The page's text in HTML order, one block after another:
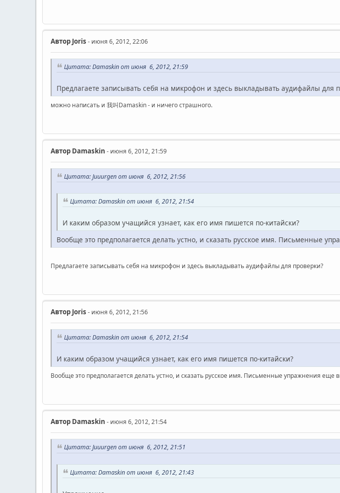
Автор Joris - июня 6, 2012, 22:06
Цитата: Damaskin от июня 6, 2012, 21:59
Предлагаете записывать себя на микрофон и здесь выкладывать аудифайлы для
можно написать и 我叫Damaskin - и ничего страшного.
Автор Damaskin - июня 6, 2012, 21:59
Цитата: Juuurgen от июня 6, 2012, 21:56
Цитата: Damaskin от июня 6, 2012, 21:54
И каким образом учащийся узнает, как его имя пишется по-китайски?
Вообще это предполагается делать устно, и сказать русское имя. Письменные
Предлагаете записывать себя на микрофон и здесь выкладывать аудифайлы для проверки?
Автор Joris - июня 6, 2012, 21:56
Цитата: Damaskin от июня 6, 2012, 21:54
И каким образом учащийся узнает, как его имя пишется по-китайски?
Вообще это предполагается делать устно, и сказать русское имя. Письменные упражнения еще
Автор Damaskin - июня 6, 2012, 21:54
Цитата: Juuurgen от июня 6, 2012, 21:51
Цитата: Damaskin от июня 6, 2012, 21:43